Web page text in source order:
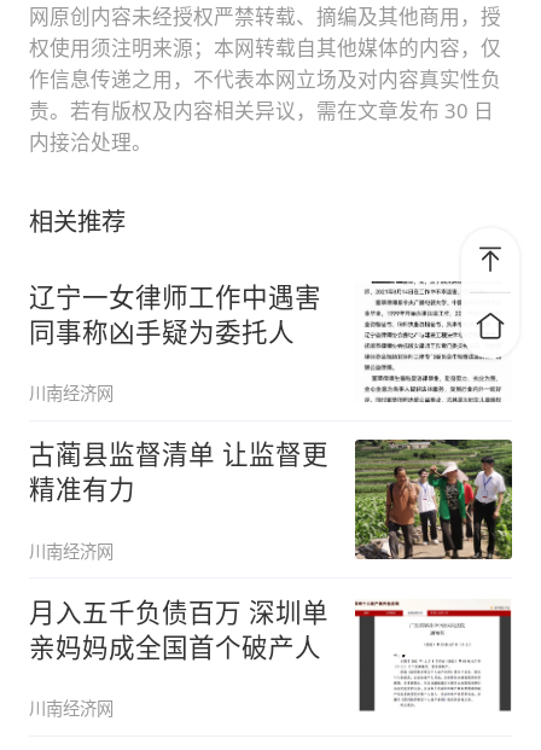
网原创内容未经授权严禁转载、摘编及其他商用，授
权使用须注明来源；本网转载自其他媒体的内容，仅
作信息传递之用，不代表本网立场及对内容真实性负
责。若有版权及内容相关异议，需在文章发布 30 日
内接洽处理。
相关推荐
辽宁一女律师工作中遇害
同事称凶手疑为委托人
川南经济网
古蔺县监督清单 让监督更
精准有力
川南经济网
月入五千负债百万 深圳单
亲妈妈成全国首个破产人
川南经济网